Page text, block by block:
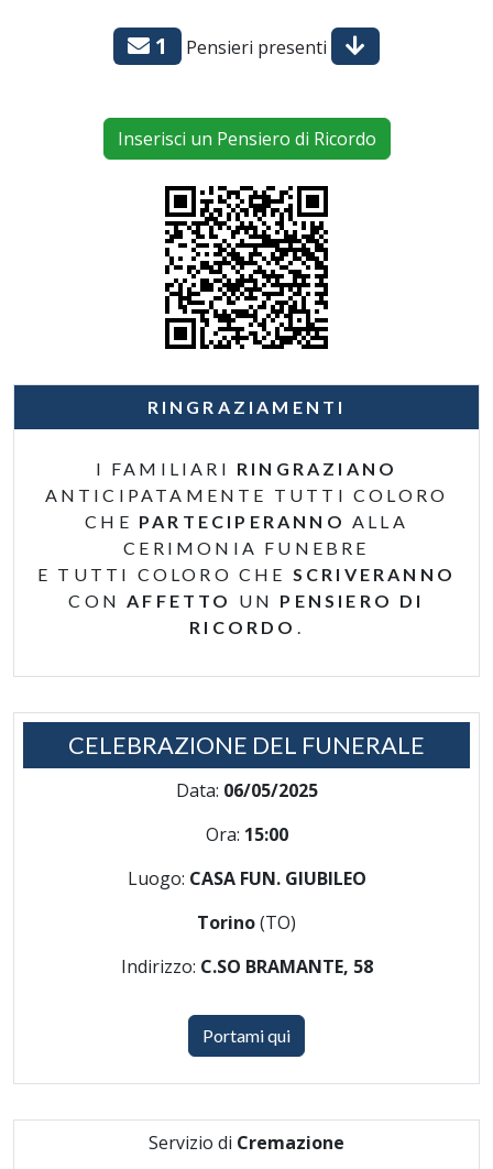
1 Pensieri presenti
Inserisci un Pensiero di Ricordo
RINGRAZIAMENTI
I FAMILIARI RINGRAZIANO
ANTICIPATAMENTE TUTTI COLORO
CHE PARTECIPERANNO ALLA
CERIMONIA FUNEBRE
E TUTTI COLORO CHE SCRIVERANNO
CONAFFETTO UN PENSIERO DI
RICORDO .
CELEBRAZIONE DEL FUNERALE
Data: 06/05/2025
Ora: 15:00
Luogo: CASA FUN. GIUBILEO
Torino(TO)
Indirizzo: C.SO BRAMANTE, 58
Portami qui
Servizio di Cremazione